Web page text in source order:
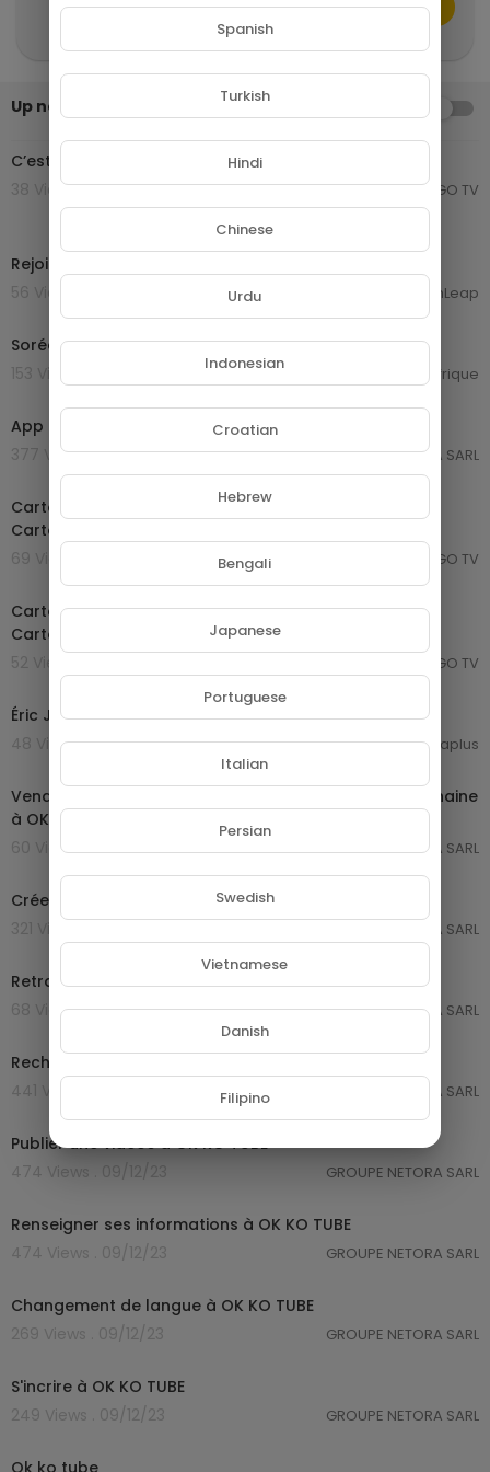
CANCEL Publish
Up next AUTOPLAY
C’est possible avec ok ko tube où hamotte
38 Views . 18/08/25
MONGO TV
Rejoins la communauté ok-ko-Tube
56 Views . 15/07/25
TechLeap TechLeap
Sorée ok ko tube au blue à Douala
153 Views . 12/10/24
Afrique
App ok ko tube EN
377 Views . 20/08/24
GROUPE NETORA SARL
Cartoon | Cartoon Hindi | Cartoon latest 2023 | Kids
Cartoon | Moral Story Cartoon |you tube cartoon
69 Views . 17/05/24
MONGO TV
Cartoon | Cartoon Hindi | Cartoon Urdu | Churail Wala
Cartoon | Pari Wala Cartoon| you tube cartoon
52 Views . 17/05/24
MONGO TV
03:38
Éric Jean-Jean raconte l'histoire du tube
48 Views . 28/04/24
Makossaplus
Vendre, acheter et louer des vidéos, s'abonner une chaine
à OK KO TUBE
60 Views . 09/01/24
GROUPE NETORA SARL
Créer une annonce à OK KO TUBE
GROUPE NETORA SARL
Retrait de fond à OK KO TUBE
68 Views . 09/01/24
GROUPE NETORA SARL
Recharge du portefeuille à OK KO TUBE
441 Views . 09/12/23
GROUPE NETORA SARL
Publier une vidéos à OK KO TUBE
474 Views . 09/12/23
GROUPE NETORA SARL
Renseigner ses informations à OK KO TUBE
474 Views . 09/12/23
GROUPE NETORA SARL
Changement de langue à OK KO TUBE
269 Views . 09/12/23
GROUPE NETORA SARL
S'incrire à OK KO TUBE
249 Views . 09/12/23
GROUPE NETORA SARL
Ok ko tube
Spanish
Turkish
Hindi
Chinese
Urdu
Indonesian
Croatian
Hebrew
Bengali
Japanese
Portuguese
Italian
Persian
Swedish
Vietnamese
Danish
Filipino